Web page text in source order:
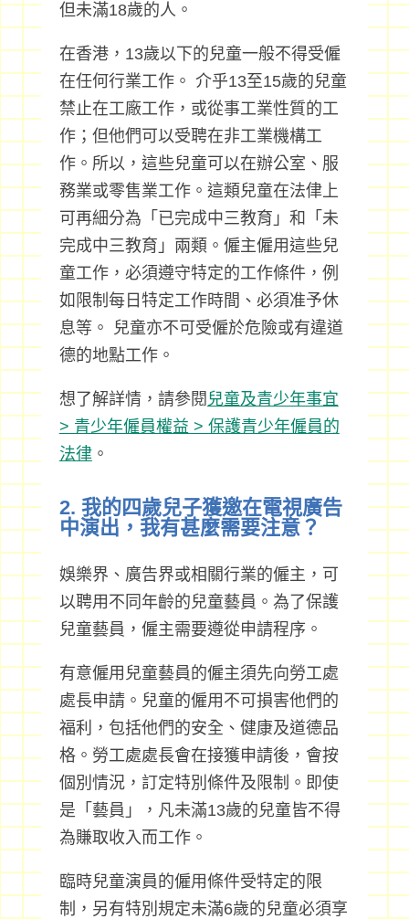
但未滿18歲的人。
在香港，13歲以下的兒童一般不得受僱
在任何行業工作。 介乎13至15歲的兒童
禁止在工廠工作，或從事工業性質的工
作；但他們可以受聘在非工業機構工
作。所以，這些兒童可以在辦公室、服
務業或零售業工作。這類兒童在法侓上
可再細分為「已完成中三教育」和「未
完成中三教育」兩類。僱主僱用這些兒
童工作，必須遵守特定的工作條件，例
如限制每日特定工作時間、必須准予休
息等。 兒童亦不可受僱於危險或有違道
德的地點工作。
想了解詳情，請參閱 兒童及青少年事宜
> 青少年僱員權益 > 保護青少年僱員的
法律。
2. 我的四歲兒子獲邀在電視廣告
中演出，我有甚麼需要注意？
娛樂界、廣告界或相關行業的僱主，可
以聘用不同年齡的兒童藝員。為了保護
兒童藝員，僱主需要遵從申請程序。
有意僱用兒童藝員的僱主須先向勞工處
處長申請。兒童的僱用不可損害他們的
福利，包括他們的安全、健康及道德品
格。勞工處處長會在接獲申請後，會按
個別情況，訂定特別條件及限制。即使
是「藝員」，凡未滿13歲的兒童皆不得
為賺取收入而工作。
臨時兒童演員的僱用條件受特定的限
制，另有特別規定未滿6歲的兒童必須享